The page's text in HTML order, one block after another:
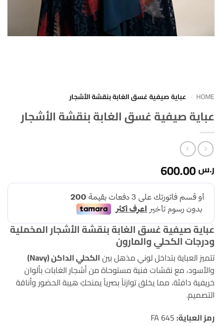
HOME
- عباية صيفية غسق الغابة بنقشة الأشجار
عباية صيفية غسق الغابة بنقشة الأشجار
ر.س
عباية صيفية غسق الغابة بنقشة الأشجار المخملية
ودرجات الكحلي والمارون
تتميز العباية بتداخل لوني مذهل بينالكحلي الداكن (Navy)
والأسود، مع نقشات فنية مستوحاة من أشجار الغابات بألوان
خريفية دافئة، مما يخلق توازناً بصرياً يمنحكِ هيبة الحضور وأناقة
التصميم.
رمز العباية: